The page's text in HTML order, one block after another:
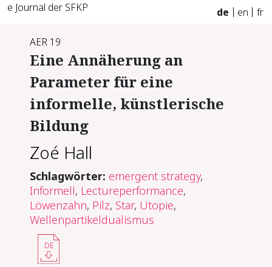
e Journal der SFKP de en fr
AER 19
Eine Annäherung an
Parameter für eine
informelle, künstlerische
Bildung
Zoé Hall
Schlagwörter: emergent strategy,
Informell, Lectureperformance,
Löwenzahn, Pilz, Star, Utopie,
Wellenpartikeldualismus
DE